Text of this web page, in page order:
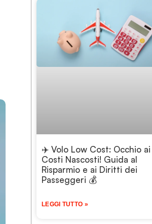
✈️ Volo Low Cost: Occhio ai
Costi Nascosti! Guida al
Risparmio e ai Diritti dei
Passeggeri 💰
LEGGI TUTTO »